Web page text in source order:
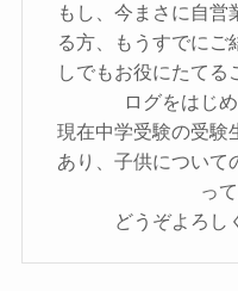
もし、今まさに自営
る方、もうすでにご
しでもお役にたてる
ログをはじ
現在中学受験の受験
あり、子供について
っ
どうぞよろし